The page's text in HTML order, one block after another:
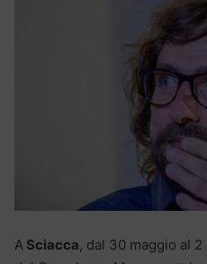
A Sciacca, dal 30 maggio al